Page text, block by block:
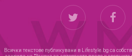
Всички текстове публикувани в Lifestyle.bg са